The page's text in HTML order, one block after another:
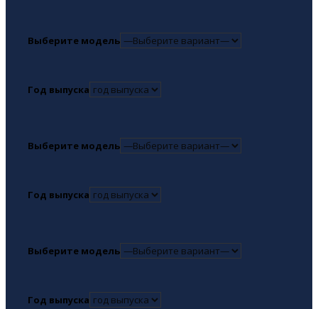
Выберите модель
Год выпуска
Выберите модель
Год выпуска
Выберите модель
Год выпуска